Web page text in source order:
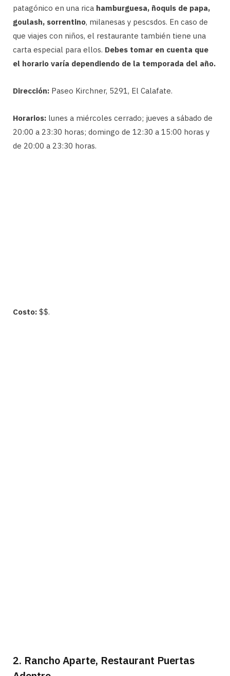
patagónico en una rica hamburguesa, ñoquis de papa,
goulash, sorrentino, milanesas y pescsdos. En caso de
que viajes con niños, el restaurante también tiene una
carta especial para ellos. Debes tomar en cuenta que
el horario varía dependiendo de la temporada del año.
Dirección: Paseo Kirchner, 5291, El Calafate.
Horarios: lunes a miércoles cerrado; jueves a sábado de
20:00 a 23:30 horas; domingo de 12:30 a 15:00 horas y
de 20:00 a 23:30 horas.
Costo: $$.
2. Rancho Aparte, Restaurant Puertas